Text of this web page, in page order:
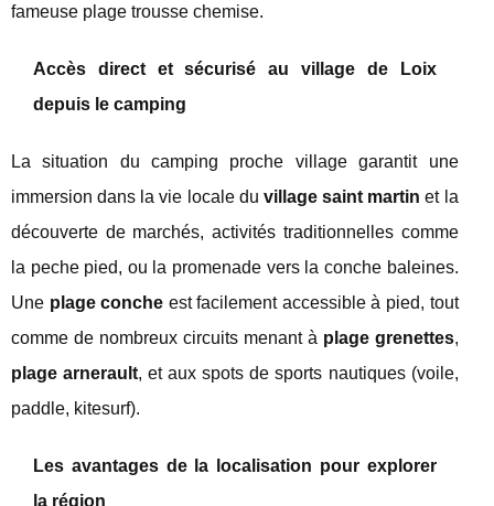
fameuse plage trousse chemise.
Accès direct et sécurisé au village de Loix
depuis le camping
La situation du camping proche village garantit une
immersion dans la vie locale du village saint martin et la
découverte de marchés, activités traditionnelles comme
la peche pied, ou la promenade vers la conche baleines.
Une plage conche est facilement accessible à pied, tout
comme de nombreux circuits menant à plage grenettes,
plage arnerault, et aux spots de sports nautiques (voile,
paddle, kitesurf).
Les avantages de la localisation pour explorer
la région